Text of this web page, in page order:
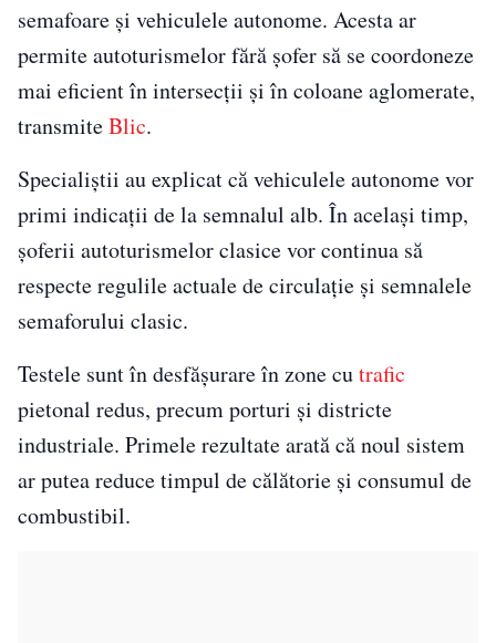
semafoare și vehiculele autonome. Acesta ar
permite autoturismelor fără șofer să se coordoneze
mai eficient în intersecții și în coloane aglomerate,
transmiteBlic.
Specialiștii au explicat că vehiculele autonome vor
primi indicații de la semnalul alb. În același timp,
șoferii autoturismelor clasice vor continua să
respecte regulile actuale de circulație și semnalele
semaforului clasic.
Testele sunt în desfășurare în zone cutrafic
pietonal redus, precum porturi și districte
industriale. Primele rezultate arată că noul sistem
ar putea reduce timpul de călătorie și consumul de
combustibil.